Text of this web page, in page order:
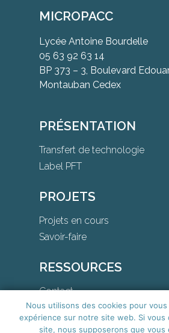
MICROPACC
Lycée Antoine Bourdelle
05 63 92 63 14
BP 373 – 3, Boulevard
Montauban Cedex
PRÉSENTATION
Transfert de technologie
Label PFT
PROJETS
Projets en cours
Savoir-faire
RESSOURCES
Contact
Téléchargements
Nous utilisons des cookies pour
expérience sur notre site web. Si vous
site, nous supposerons que vous